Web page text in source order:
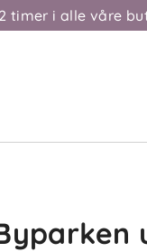
timer i alle våre